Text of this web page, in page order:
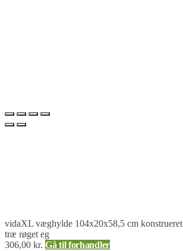
vidaXL væghylde 104x20x58,5 cm konstrueret
træ røget eg
306,00 kr. Gå til forhandler